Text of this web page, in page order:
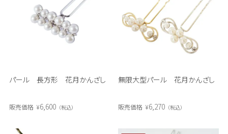
パール 長方形 花月かんざし
販売価格 ¥6,600 税込
無限大型パール 花月かんざし
販売価格 ¥6,270 税込